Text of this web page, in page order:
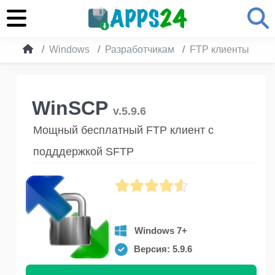
Windows Разработчикам FTP клиенты
WinSCP v.5.9.6
Мощный бесплатный FTP клиент с
подддержкой SFTP
Windows 7+
Версия: 5.9.6